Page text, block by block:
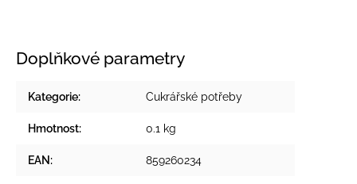
Doplňkové parametry
Kategorie: Cukrářské potřeby
Hmotnost: 0.1 kg
EAN: 859260234